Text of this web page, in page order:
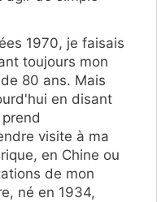
1970, je faisais
toujours mon
80 ans. Mais
en disant
visite à ma
en Chine ou
de mon
né en 1934,